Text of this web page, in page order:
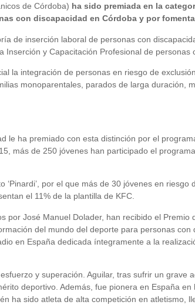
de Córdoba) ha sido premiada en la
con discapacidad en Córdoba y por
de inserción laboral de personas con
y Capacitación Profesional de personas
la integración de personas en riesgo de
monoparentales, parados de larga duración,
ha premiado con esta distinción por el
más de 250 jóvenes han participado el
por el que más de 30 jóvenes en
el 11% de la plantilla de KFC.
por José Manuel Dolader, han recibido el
del mundo del deporte para personas
en España dedicada íntegramente a la
y superación. Aguilar, tras sufrir un grave
deportivo. Además, fue pionera en España
ha sido atleta de alta competición en atletismo,